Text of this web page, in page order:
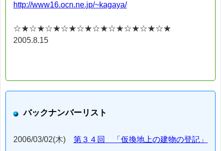
http://www16.ocn.ne.jp/~kagaya/
☆★☆★☆★☆★☆★☆★☆★☆★☆★☆★
2005.8.15
バックナンバーリスト
2006/03/02(木) 第３４回 「仮換地上の建物の登記」